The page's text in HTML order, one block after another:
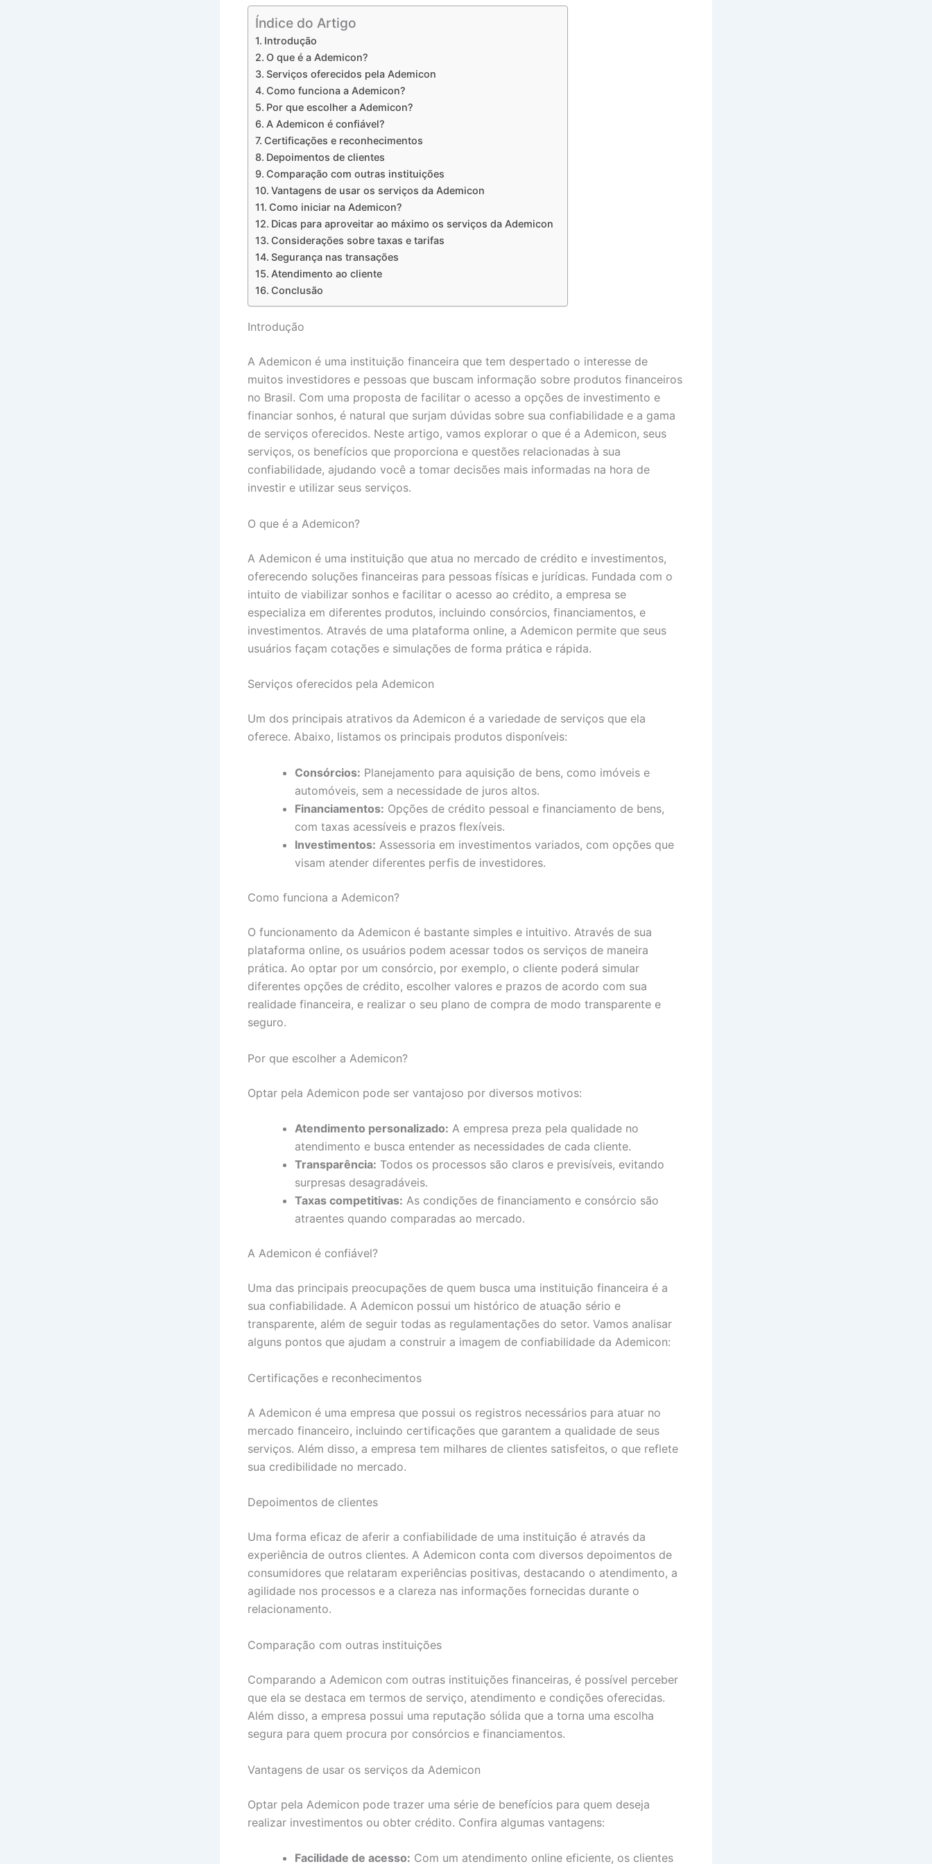
Índice do Artigo
Introdução
O que é a Ademicon?
Serviços oferecidos pela Ademicon
Como funciona a Ademicon?
Por que escolher a Ademicon?
A Ademicon é confiável?
Certificações e reconhecimentos
Depoimentos de clientes
Comparação com outras instituições
Vantagens de usar os serviços da Ademicon
Como iniciar na Ademicon?
Dicas para aproveitar ao máximo os serviços da Ademicon
Considerações sobre taxas e tarifas
Segurança nas transações
Atendimento ao cliente
Conclusão
Introdução
A Ademicon é uma instituição financeira que tem despertado o interesse de
muitos investidores e pessoas que buscam informação sobre produtos financeiros
no Brasil. Com uma proposta de facilitar o acesso a opções de investimento e
financiar sonhos, é natural que surjam dúvidas sobre sua confiabilidade e a gama
de serviços oferecidos. Neste artigo, vamos explorar o que é a Ademicon, seus
serviços, os benefícios que proporciona e questões relacionadas à sua
confiabilidade, ajudando você a tomar decisões mais informadas na hora de
investir e utilizar seus serviços.
O que é a Ademicon?
A Ademicon é uma instituição que atua no mercado de crédito e investimentos,
oferecendo soluções financeiras para pessoas físicas e jurídicas. Fundada com o
intuito de viabilizar sonhos e facilitar o acesso ao crédito, a empresa se
especializa em diferentes produtos, incluindo consórcios, financiamentos, e
investimentos. Através de uma plataforma online, a Ademicon permite que seus
usuários façam cotações e simulações de forma prática e rápida.
Serviços oferecidos pela Ademicon
Um dos principais atrativos da Ademicon é a variedade de serviços que ela
oferece. Abaixo, listamos os principais produtos disponíveis:
Consórcios: Planejamento para aquisição de bens, como imóveis e
automóveis, sem a necessidade de juros altos.
Financiamentos: Opções de crédito pessoal e financiamento de bens,
com taxas acessíveis e prazos flexíveis.
Investimentos: Assessoria em investimentos variados, com opções que
visam atender diferentes perfis de investidores.
Como funciona a Ademicon?
O funcionamento da Ademicon é bastante simples e intuitivo. Através de sua
plataforma online, os usuários podem acessar todos os serviços de maneira
prática. Ao optar por um consórcio, por exemplo, o cliente poderá simular
diferentes opções de crédito, escolher valores e prazos de acordo com sua
realidade financeira, e realizar o seu plano de compra de modo transparente e
seguro.
Por que escolher a Ademicon?
Optar pela Ademicon pode ser vantajoso por diversos motivos:
Atendimento personalizado: A empresa preza pela qualidade no
atendimento e busca entender as necessidades de cada cliente.
Transparência: Todos os processos são claros e previsíveis, evitando
surpresas desagradáveis.
Taxas competitivas: As condições de financiamento e consórcio são
atraentes quando comparadas ao mercado.
A Ademicon é confiável?
Uma das principais preocupações de quem busca uma instituição financeira é a
sua confiabilidade. A Ademicon possui um histórico de atuação sério e
transparente, além de seguir todas as regulamentações do setor. Vamos analisar
alguns pontos que ajudam a construir a imagem de confiabilidade da Ademicon:
Certificações e reconhecimentos
A Ademicon é uma empresa que possui os registros necessários para atuar no
mercado financeiro, incluindo certificações que garantem a qualidade de seus
serviços. Além disso, a empresa tem milhares de clientes satisfeitos, o que reflete
sua credibilidade no mercado.
Depoimentos de clientes
Uma forma eficaz de aferir a confiabilidade de uma instituição é através da
experiência de outros clientes. A Ademicon conta com diversos depoimentos de
consumidores que relataram experiências positivas, destacando o atendimento, a
agilidade nos processos e a clareza nas informações fornecidas durante o
relacionamento.
Comparação com outras instituições
Comparando a Ademicon com outras instituições financeiras, é possível perceber
que ela se destaca em termos de serviço, atendimento e condições oferecidas.
Além disso, a empresa possui uma reputação sólida que a torna uma escolha
segura para quem procura por consórcios e financiamentos.
Vantagens de usar os serviços da Ademicon
Optar pela Ademicon pode trazer uma série de benefícios para quem deseja
realizar investimentos ou obter crédito. Confira algumas vantagens:
Facilidade de acesso: Com um atendimento online eficiente, os clientes